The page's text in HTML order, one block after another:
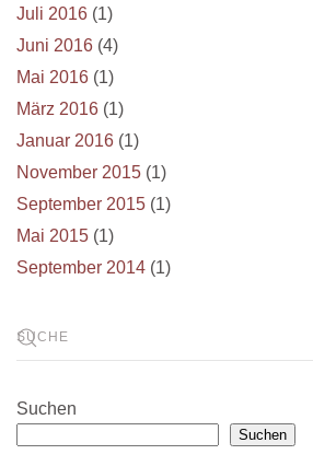
Juli 2016 (1)
Juni 2016 (4)
Mai 2016 (1)
März 2016 (1)
Januar 2016 (1)
November 2015 (1)
September 2015 (1)
Mai 2015 (1)
September 2014 (1)
Suchen
Suchen